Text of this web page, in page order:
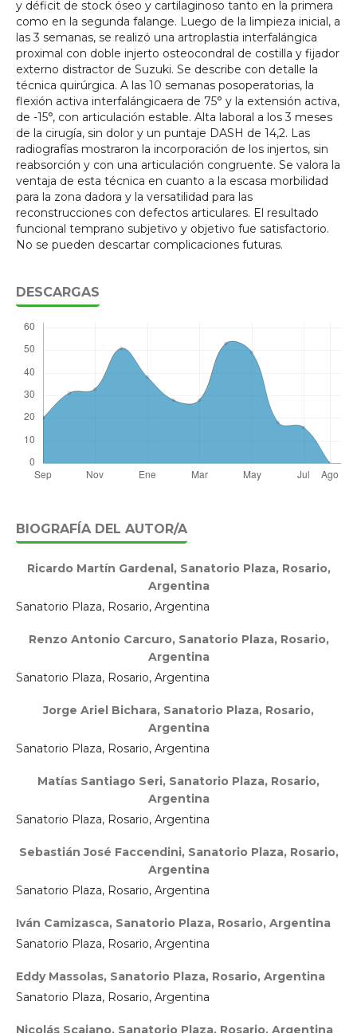
y déficit de stock óseo y cartilaginoso tanto en la primera
como en la segunda falange. Luego de la limpieza inicial, a
las 3 semanas, se realizó una artroplastia interfalángica
proximal con doble injerto osteocondral de costilla y fijador
externo distractor de Suzuki. Se describe con detalle la
técnica quirúrgica. A las 10 semanas posoperatorias, la
flexión activa interfalángicaera de 75° y la extensión activa,
de -15°, con articulación estable. Alta laboral a los 3 meses
de la cirugía, sin dolor y un puntaje DASH de 14,2. Las
radiografías mostraron la incorporación de los injertos, sin
reabsorción y con una articulación congruente. Se valora la
ventaja de esta técnica en cuanto a la escasa morbilidad
para la zona dadora y la versatilidad para las
reconstrucciones con defectos articulares. El resultado
funcional temprano subjetivo y objetivo fue satisfactorio.
No se pueden descartar complicaciones futuras.
DESCARGAS
BIOGRAFÍA DEL AUTOR/A
Ricardo Martín Gardenal, Sanatorio Plaza, Rosario,
Argentina
Sanatorio Plaza, Rosario, Argentina
Renzo Antonio Carcuro, Sanatorio Plaza, Rosario,
Argentina
Sanatorio Plaza, Rosario, Argentina
Jorge Ariel Bichara, Sanatorio Plaza, Rosario,
Argentina
Sanatorio Plaza, Rosario, Argentina
Matías Santiago Seri, Sanatorio Plaza, Rosario,
Argentina
Sanatorio Plaza, Rosario, Argentina
Sebastián José Faccendini, Sanatorio Plaza, Rosario,
Argentina
Sanatorio Plaza, Rosario, Argentina
Iván Camizasca, Sanatorio Plaza, Rosario, Argentina
Sanatorio Plaza, Rosario, Argentina
Eddy Massolas, Sanatorio Plaza, Rosario, Argentina
Sanatorio Plaza, Rosario, Argentina
Nicolás Scaiano, Sanatorio Plaza, Rosario, Argentina